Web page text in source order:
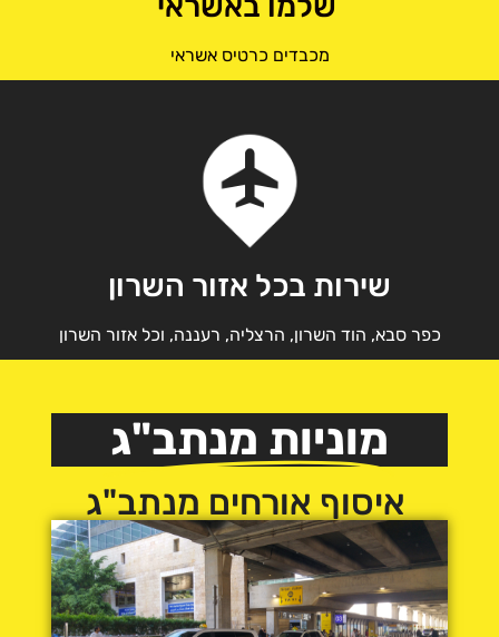
מכבדים כרטיס אשראי
שירות בכל אזור השרון
כפר סבא, הוד השרון, הרצליה, רעננה, וכל אזור השרון
מוניות מנתב"ג